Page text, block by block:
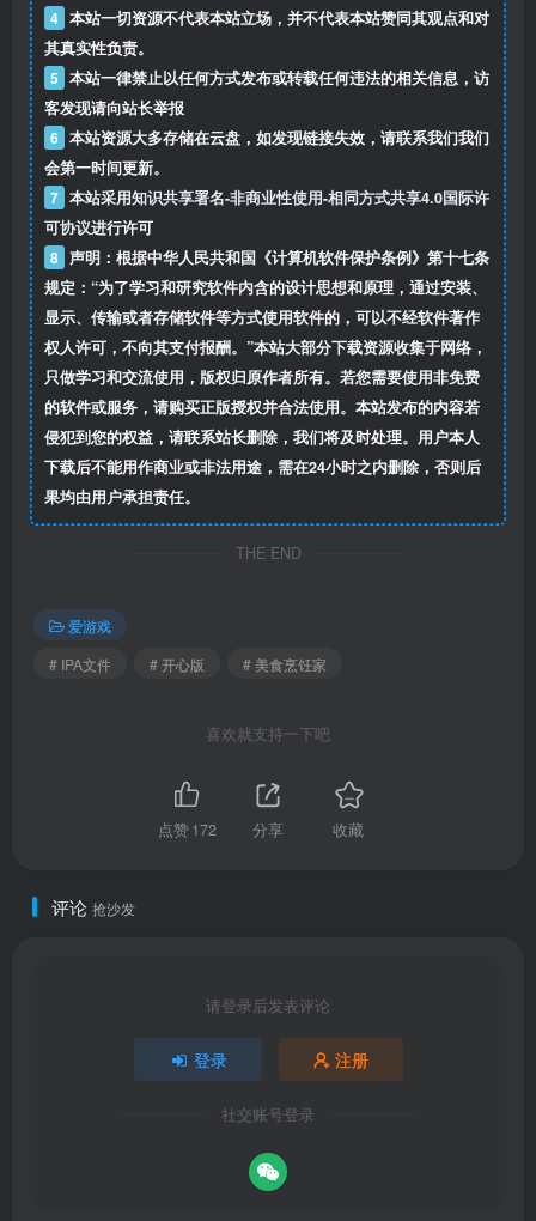
4 本站一切资源不代表本站立场，并不代表本站赞同其观点和对
其真实性负责。
5 本站一律禁止以任何方式发布或转载任何违法的相关信息，访
客发现请向站长举报
6 本站资源大多存储在云盘，如发现链接失效，请联系我们我们
会第一时间更新。
7 本站采用知识共享署名-非商业性使用-相同方式共享4.0国际许
可协议进行许可
8 声明：根据中华人民共和国《计算机软件保护条例》第十七条
规定：“为了学习和研究软件内含的设计思想和原理，通过安装、
显示、传输或者存储软件等方式使用软件的，可以不经软件著作
权人许可，不向其支付报酬。”本站大部分下载资源收集于网络，
只做学习和交流使用，版权归原作者所有。若您需要使用非免费
的软件或服务，请购买正版授权并合法使用。本站发布的内容若
侵犯到您的权益，请联系站长删除，我们将及时处理。用户本人
下载后不能用作商业或非法用途，需在24小时之内删除，否则后
果均由用户承担责任。
THE END
爱游戏
# IPA文件
# 开心版 # 美食烹饪家
喜欢就支持一下吧
点赞172 分享 收藏
评论 抢沙发
请登录后发表评论
登录 注册
社交账号登录